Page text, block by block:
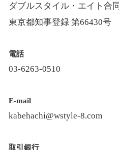
ダブルスタイル・エイト合
東京都知事登録 第66430号
電話
03-6263-0510
E-mail
kabehachi@wstyle-8.com
取引銀行